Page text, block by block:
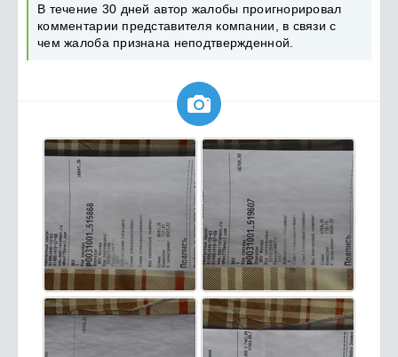
В течение 30 дней автор жалобы проигнорировал
комментарии представителя компании, в связи с
чем жалоба признана неподтвержденной.
